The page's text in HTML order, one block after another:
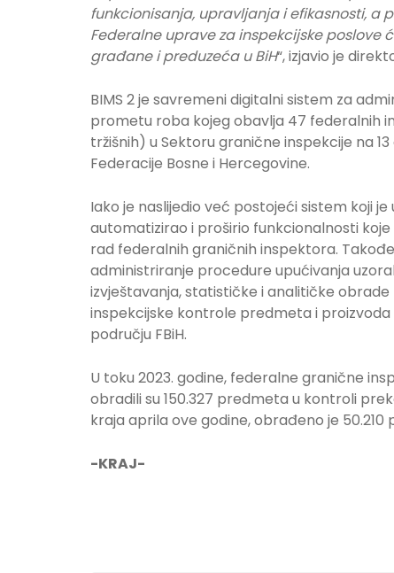
funkcionisanja, upravljanja i efikasnosti, a
Federalne uprave za inspekcijske
građane i preduzeća u BiH“, izjavio je
BIMS 2 je savremeni digitalni sistem za
prometu roba kojeg obavlja 47 federalnih
tržišnih) u Sektoru granične inspekcije na
Federacije Bosne i Hercegovine.
Iako je naslijedio već postojeći sistem koji je
automatizirao i proširio funkcionalnosti
rad federalnih graničnih inspektora.
administriranje procedure upućivanja
izvještavanja, statističke i analitičke
inspekcijske kontrole predmeta i proizvoda
području FBiH.
U toku 2023. godine, federalne granične
obradili su 150.327 predmeta u kontroli
kraja aprila ove godine, obrađeno je 50.210
-KRAJ-